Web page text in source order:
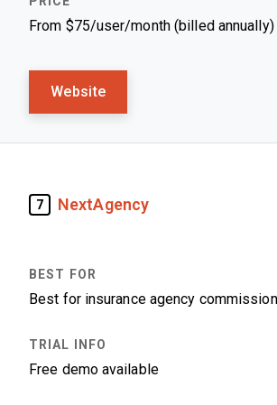
From $75/user/month (billed annually)
Website
7 NextAgency
Best for insurance agency
Free demo available